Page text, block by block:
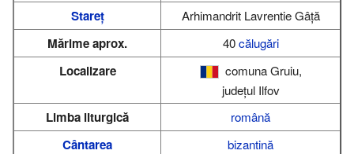
Stareț Arhimandrit Lavrentie Gâță
Mărime aprox. 40călugări
Localizare
comuna Gruiu,
județul Ilfov
Limba liturgică română
Cântarea bizantină